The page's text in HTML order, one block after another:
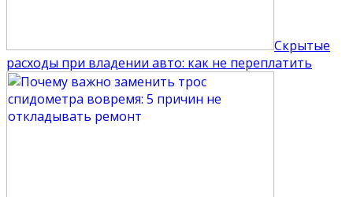
Скрытые
расходы при владении авто: как не переплатить